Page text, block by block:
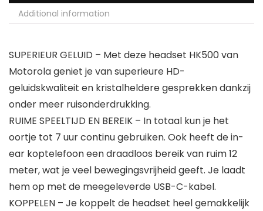
Additional information
SUPERIEUR GELUID – Met deze headset HK500 van
Motorola geniet je van superieure HD-
geluidskwaliteit en kristalheldere gesprekken dankzij
onder meer ruisonderdrukking.
RUIME SPEELTIJD EN BEREIK – In totaal kun je het
oortje tot 7 uur continu gebruiken. Ook heeft de in-
ear koptelefoon een draadloos bereik van ruim 12
meter, wat je veel bewegingsvrijheid geeft. Je laadt
hem op met de meegeleverde USB-C-kabel.
KOPPELEN – Je koppelt de headset heel gemakkelijk